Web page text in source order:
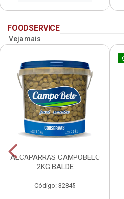
FOODSERVICE
Veja mais
ALCAPARRAS CAMPOBELO
2KG BALDE
Código: 32845